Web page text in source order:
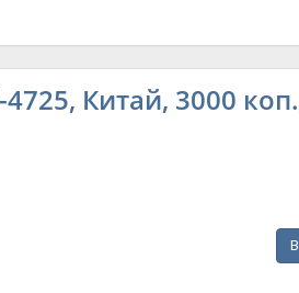
Китай, 3000